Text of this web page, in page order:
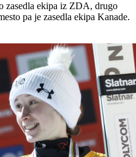
zasedla ekipa iz ZDA, drugo
pa je zasedla ekipa Kanade.